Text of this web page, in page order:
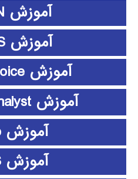
آموزش ePLAN
آموزش ETABS
آموزش expert choice
آموزش Frontier Analyst
آموزش github
آموزش HFSS